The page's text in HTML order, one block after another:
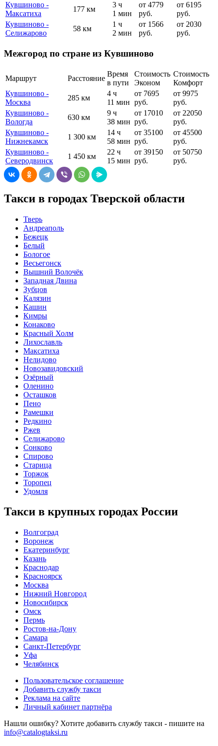
Кувшиново -
Максатиха
177 км
3 ч
1 мин
от 4779
руб.
от 6195
руб.
Кувшиново -
Селижарово
58 км
1 ч
2 мин
от 1566
руб.
от 2030
руб.
Межгород по стране из Кувшиново
Маршрут Расстояние
Время
в пути
Стоимость
Эконом
Стоимость
Комфорт
Кувшиново -
Москва
285 км
4 ч
11 мин
от 7695
руб.
от 9975
руб.
Кувшиново -
Вологда
630 км
9 ч
38 мин
от 17010
руб.
от 22050
руб.
Кувшиново -
Нижнекамск
1 300 км
14 ч
58 мин
от 35100
руб.
от 45500
руб.
Кувшиново -
Северодвинск
1 450 км
22 ч
15 мин
от 39150
руб.
от 50750
руб.
Такси в городах Тверской области
Тверь
Андреаполь
Бежецк
Белый
Бологое
Весьегонск
Вышний Волочёк
Западная Двина
Зубцов
Калязин
Кашин
Кимры
Конаково
Красный Холм
Лихославль
Максатиха
Нелидово
Новозавидовский
Озёрный
Оленино
Осташков
Пено
Рамешки
Редкино
Ржев
Селижарово
Сонково
Спирово
Старица
Торжок
Торопец
Удомля
Такси в крупных городах России
Волгоград
Воронеж
Екатеринбург
Казань
Краснодар
Красноярск
Москва
Нижний Новгород
Новосибирск
Омск
Пермь
Ростов-на-Дону
Самара
Санкт-Петербург
Уфа
Челябинск
Пользовательское соглашение
Добавить службу такси
Реклама на сайте
Личный кабинет партнёра
Нашли ошибку? Хотите добавить службу такси - пишите на
info@catalogtaksi.ru